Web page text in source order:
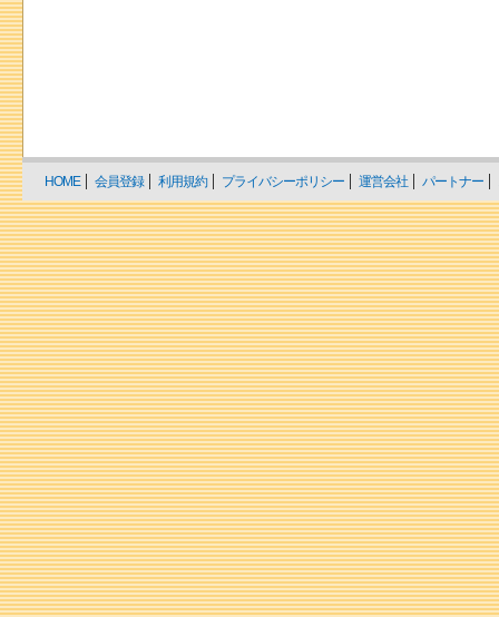
HOME 会員登録 利用規約 プライバシーポリシー 運営会社 パートナー